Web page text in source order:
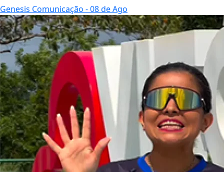
Genesis Comunicação - 08 de Ago